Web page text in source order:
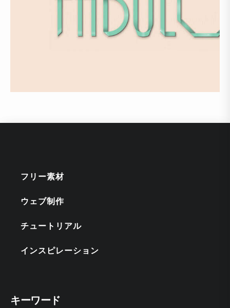
フリー素材
ウェブ制作
チュートリアル
インスピレーション
キーワード